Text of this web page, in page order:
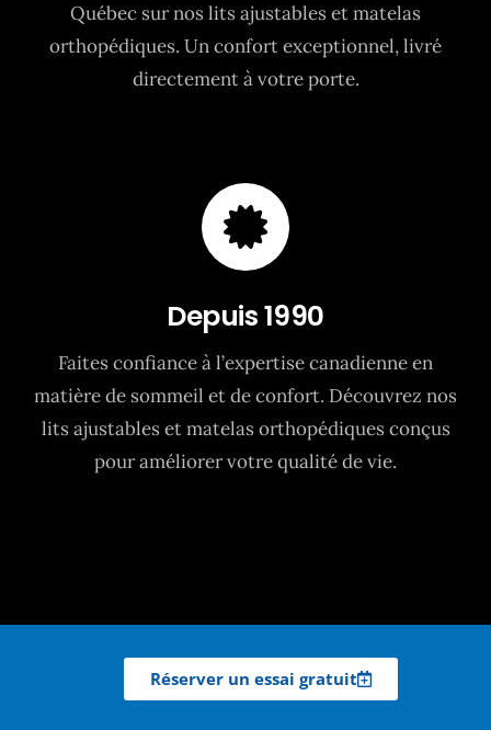
Québec sur nos lits ajustables et matelas
orthopédiques. Un confort exceptionnel, livré
directement à votre porte.
Depuis 1990
Faites confiance à l’expertise canadienne en
matière de sommeil et de confort. Découvrez nos
lits ajustables et matelas orthopédiques conçus
pour améliorer votre qualité de vie.
Réserver un essai gratuit